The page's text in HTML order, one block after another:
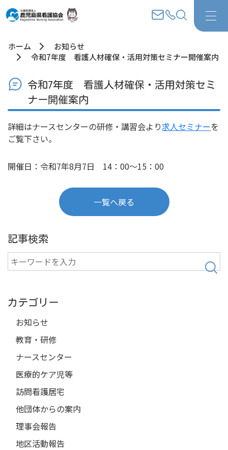
ホーム
お知らせ
令和7年度 看護人材確保・活用対策セミナー開催案内
令和7年度 看護人材確保・活用対策セミ
ナー開催案内
詳細はナースセンターの研修・講習会より求人セミナーを
ご覧下さい。
開催日：令和7年8月7日 14：00～15：00
一覧へ戻る
記事検索
検
カテゴリー
お知らせ
教育・研修
ナースセンター
医療的ケア児等
訪問看護居宅
他団体からの案内
理事会報告
地区活動報告